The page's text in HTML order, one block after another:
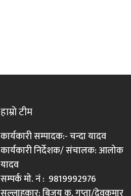
हाम्रो टीम
कार्यकारी सम्पादक:- चन्दा यादव
कार्यकारी निर्देशक/ संचालक: आलोक
यादव
सम्पर्क मो. नं : 9819992976